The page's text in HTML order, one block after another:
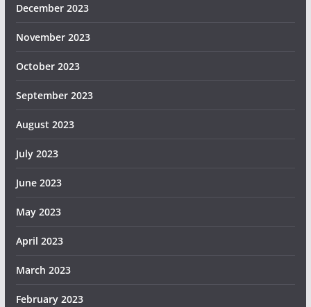
December 2023
November 2023
October 2023
September 2023
August 2023
July 2023
June 2023
May 2023
April 2023
March 2023
February 2023